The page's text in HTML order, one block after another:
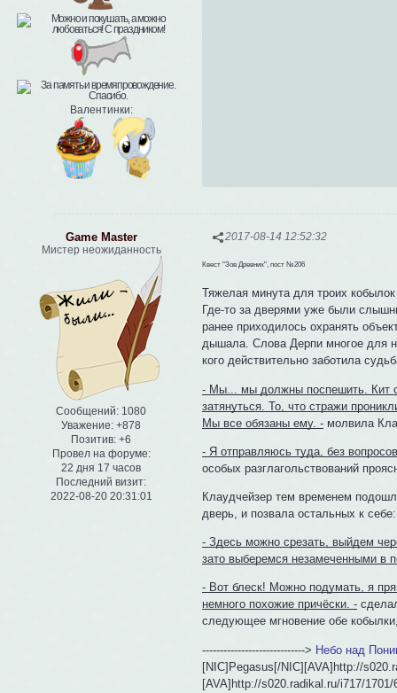
Валентинки:
2017-08-14 12:52:32
Game Master
Мистер неожиданность
Сообщений: 1080
Уважение: +878
Позитив: +6
Провел на форуме:
22 дня 17 часов
Последний визит:
2022-08-20 20:31:01
Квест "Зов Древних", пост №206
Тяжелая минута для троих
Где-то за дверями уже были
ранее приходилось охранять
дышала. Слова Дерпи многое для
кого действительно заботила
- Мы... мы должны поспешить. Кит
затянуться. То, что стражи
Мы все обязаны ему. - молвила
- Я отправляюсь туда, без
особых разглагольствований
Клаудчейзер тем временем
дверь, и позвала остальных к себе:
- Здесь можно срезать, выйдем
зато выберемся незамеченными в
- Вот блеск! Можно подумать, я
немного похожие причёски. -
следующее мгновение обе
-----------------------------> Небо над
[NIC]Pegasus[/NIC][AVA]http://
[AVA]http://s020.radikal.ru/i717/